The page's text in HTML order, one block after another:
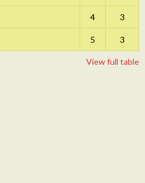
4 3
5 3
View full table